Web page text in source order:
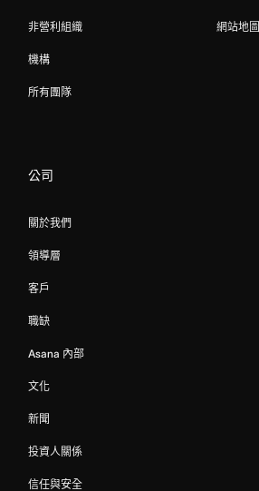
非營利組織
機構
所有團隊
網站地圖
公司
關於我們
領導層
客戶
職缺
Asana 內部
文化
新聞
投資人關係
信任與安全